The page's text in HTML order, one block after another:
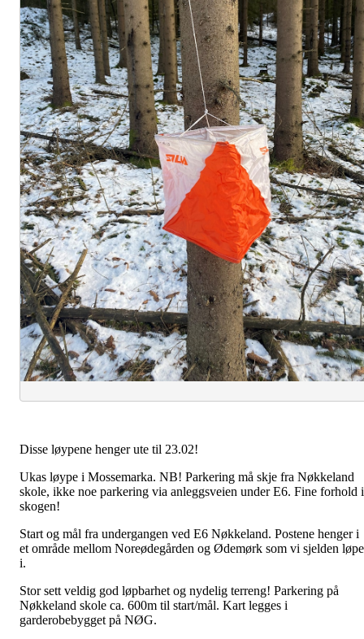
Disse løypene henger ute til 23.02!
Ukas løype i Mossemarka. NB! Parkering må skje fra Nøkkeland
skole, ikke noe parkering via anleggsveien under E6. Fine forhold i
skogen!
Start og mål fra undergangen ved E6 Nøkkeland. Postene henger i
et område mellom Noreødegården og Ødemørk som vi sjelden
i.
Stor sett veldig god løpbarhet og nydelig terreng! Parkering på
Nøkkeland skole ca. 600m til start/mål. Kart legges i
garderobebygget på NØG.